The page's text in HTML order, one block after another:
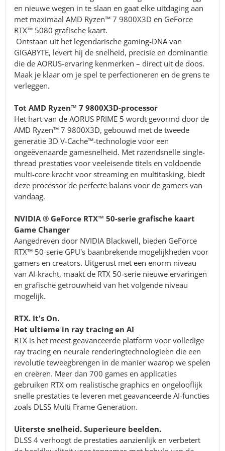
en nieuwe wegen in te slaan en gaat elke uitdaging aan
met maximaal AMD Ryzen™ 7 9800X3D en GeForce
RTX™ 5080 grafische kaart.
Ontstaan uit het legendarische gaming-DNA van
GIGABYTE, levert hij de snelheid, precisie en dominantie
die de AORUS-ervaring kenmerken – direct uit de doos.
Maak je klaar om je spel te perfectioneren en de grens te
verleggen.
Tot AMD Ryzen™ 7 9800X3D-processor
Het hart van de AORUS PRIME 5 wordt gevormd door de
AMD Ryzen™ 7 9800X3D, gebouwd met de tweede
generatie 3D V-Cache™-technologie voor een
ongeëvenaarde gamesnelheid. Met razendsnelle single-
thread prestaties voor veeleisende titels en voldoende
multi-core kracht voor streaming en multitasking, biedt
deze processor de perfecte balans voor de gamers van
vandaag.
NVIDIA ® GeForce RTX™ 50-serie grafische kaart
Game Changer
Aangedreven door NVIDIA Blackwell, bieden GeForce
RTX™ 50-serie GPU's baanbrekende mogelijkheden voor
gamers en creators. Uitgerust met een enorm niveau
van AI-kracht, maakt de RTX 50-serie nieuwe ervaringen
en grafische getrouwheid van het volgende niveau
mogelijk.
RTX. It's On.
Het ultieme in ray tracing en AI
RTX is het meest geavanceerde platform voor volledige
ray tracing en neurale renderingtechnologieën die een
revolutie teweegbrengen in de manier waarop we spelen
en creëren. Meer dan 700 games en applicaties
gebruiken RTX om realistische graphics en ongelooflijk
snelle prestaties te leveren met geavanceerde AI-functies
zoals DLSS Multi Frame Generation.
Uiterste snelheid. Superieure beelden.
DLSS 4 verhoogt de prestaties aanzienlijk en verbetert